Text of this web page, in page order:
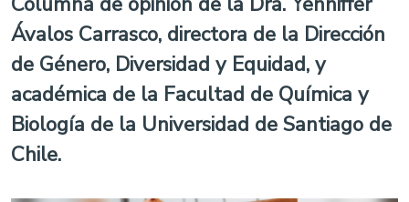
Ávalos Carrasco, directora de la Dirección
de Género, Diversidad y Equidad, y
académica de la Facultad de Química y
Biología de la Universidad de Santiago de
Chile.